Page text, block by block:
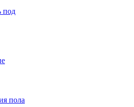
под
пола